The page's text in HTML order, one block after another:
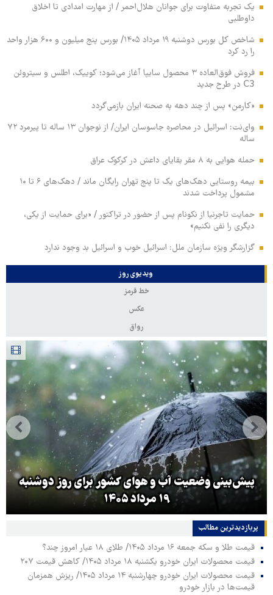
یک تجربه متفاوت برای جوانان هلال‌احمر / از مهارت امدادی تا اخلاق
داوطلبی
شاخص کل بورس دوشنبه ۱۹ مرداد ۱۴۰۵/ بورس پنج میلیون و ۶۰۰ هزار واحد
را رد کرد
فروش فوق‌العاده ۳ محصول سایپا آغاز می‌شود؛ کوییک، اطلس و سیتروئن
C3 در طرح جدید
«کارمن» پس از چند دهه به صحنه ایران بازمی‌گردد
وای‌نت: اسرائیل در محاصره جاسوسان ایران/ از نوجوان ۱۳ ساله تا پیرمرد ۷۲
ساله
حمله هوایی به ۸ مقر بقایای داعش در کرکوک عراق
بیمه روستایی دهک‌های یک تا پنج تهران رایگان ماند / دهک‌های ۶ تا ۱۰
مشمول پرداخت شدند
حمایت تاجرنیا از نکونام پس از حضور در تراکتور / «برای حمایت از یکی،
دیگری را نفی نکنیم»
گزارشگر ویژه سازمان ملل: اسرائیل خوب و اسرائیل بد وجود ندارد
ویدیوی روز
خط قرمز
عکس
رواق
پیش‌بینی وضعیت آب و هوای کشور برای روز دوشنبه
۱۹ مرداد ۱۴۰۵
پربازدیدترین‌ مطالب
قیمت طلا و سکه جمعه ۱۶ مرداد ۱۴۰۵/ طلای ۱۸ عیار امروز چند؟
قیمت محصولات ایران خودرو یکشنبه ۱۸ مرداد ۱۴۰۵/ کاهش قیمت ۲۰۷
قیمت محصولات ایران خودرو چهارشنبه ۱۴ مرداد ۱۴۰۵/ ریزش همزمان
قیمت‌ها در بازار خودرو